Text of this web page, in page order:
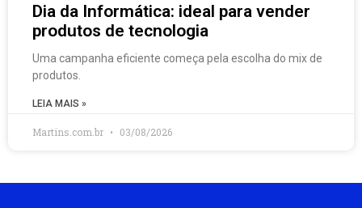
Dia da Informática: ideal para vender
produtos de tecnologia
Uma campanha eficiente começa pela escolha do mix de
produtos.
LEIA MAIS »
Martins.com.br 03/08/2026